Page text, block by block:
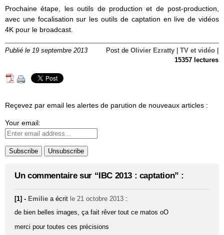
Prochaine étape, les outils de production et de post-production,
avec une focalisation sur les outils de captation en live de vidéos
4K pour le broadcast.
Publié le 19 septembre 2013 Post de Olivier Ezratty TV et vidéo
15357 lectures
Reçevez par email les alertes de parution de nouveaux articles :
Your email:
Un commentaire sur “IBC 2013 : captation” :
[1] - Emilie a écrit le 21 octobre 2013 :
de bien belles images, ça fait rêver tout ce matos oO
merci pour toutes ces précisions